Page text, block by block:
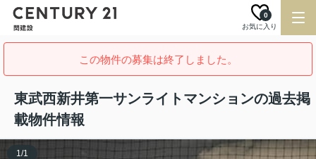
お気に入り
0
この物件の募集は終了しました。
東武西新井第一サンライトマンションの過去掲
載物件情報
1/1